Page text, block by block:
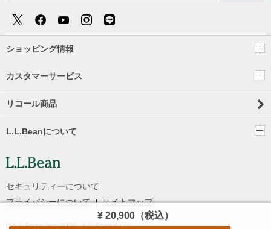
¥ 20,900 （税込）
ショッピング情報
カスタマーサービス
リコール商品
L.L.Beanについて
セキュリティーについて
プライバシーについて
サイトマップ
© L.L.Bean, Inc.2026- L.L.Bean® は